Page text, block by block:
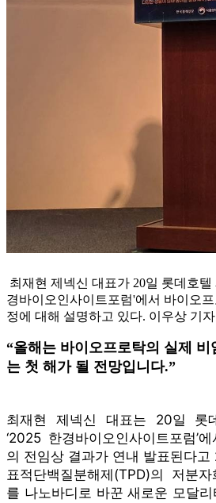
최재현 제넥신 대표가 20일 롯데호
경바이오인사이트포럼'에서 바이오
정에 대해 설명하고 있다. 이우상 기자
“올해는 바이오프로탁의 실제
는 첫 해가 될 전망입니다.”
최재현 제넥신 대표는 20일 롯
‘2025 한경바이오인사이트포럼’
의 전임상 결과가 연내 발표된다고
표적단백질분해제(TPD)의 저분
를 나노바디로 바꾼 새로운 모달